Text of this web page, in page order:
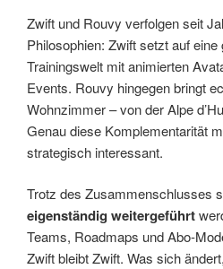
Zwift und Rouvy verfolgen seit
Philosophien: Zwift setzt auf
Trainingswelt mit animierten
Events. Rouvy hingegen bringt
Wohnzimmer – von der Alpe
Genau diese Komplementarität
strategisch interessant.
Trotz des Zusammenschlusses
eigenständig weitergeführt
Teams, Roadmaps und Abo-
Zwift bleibt Zwift. Was sich